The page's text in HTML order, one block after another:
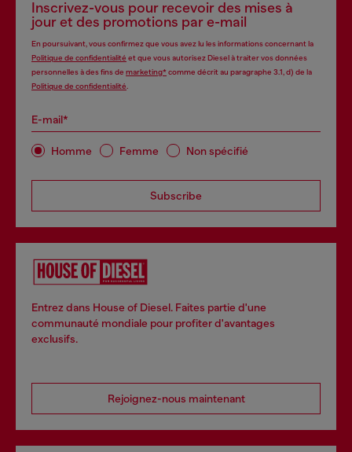
Inscrivez-vous pour recevoir des mises à
jour et des promotions par e-mail
En poursuivant, vous confirmez que vous avez lu les informations concernant la
Politique de confidentialité et que vous autorisez Diesel à traiter vos données
personnelles à des fins de marketing*comme décrit au paragraphe 3.1, d) de la
Politique de confidentialité
E-mail*
Homme Femme Non spécifié
Subscribe
Entrez dans House of Diesel. Faites partie d'une
communauté mondiale pour profiter d'avantages
exclusifs.
Rejoignez-nous maintenant